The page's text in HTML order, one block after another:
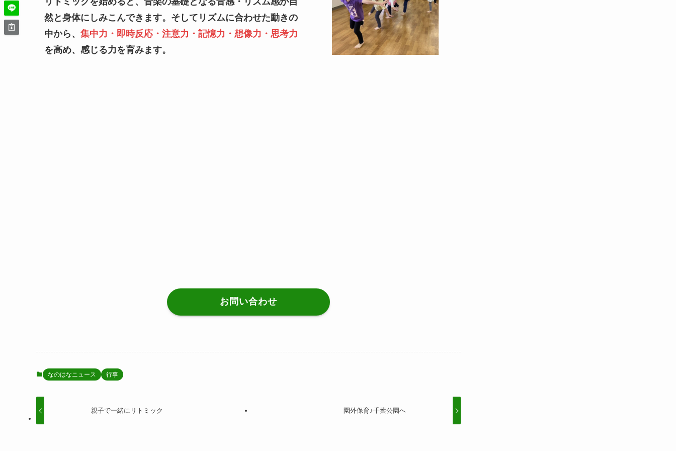
然と身体にしみこんできます。そしてリズムに合わせた動きの
中から、 集中力・即時反応・注意力・記憶力・想像力・思考力
を高め、感じる力を育みます。
お問い合わせ
なのはなニュース 行事
親子で一緒にリトミック 園外保育♪千葉公園へ